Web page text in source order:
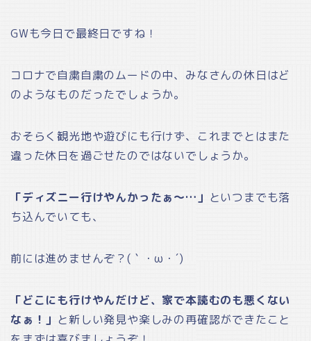
GWも今日で最終日ですね！
コロナで自粛自粛のムードの中、みなさんの休日はど
のようなものだったでしょうか。
おそらく観光地や遊びにも行けず、これまでとはまた
違った休日を過ごせたのではないでしょうか。
「ディズニー行けやんかったぁ～…」 といつまでも落
ち込んでいても、
前には進めませんぞ？(｀・ω・´)
「どこにも行けやんだけど、家で本読むのも悪くない
なぁ！」 と新しい発見や楽しみの再確認ができたこと